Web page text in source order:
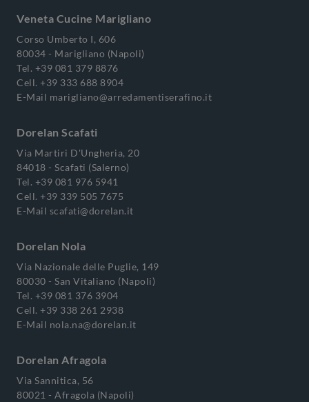
Veneta Cucine Marigliano
Corso Umberto I, 606
80034 - Marigliano (Napoli)
Tel. +39 081 379 8876
Cell. +39 333 688 8904
E-Mail marigliano@arredamentiserafino.it
Dorelan Scafati
Via Martiri D'Ungheria, 20
84018 - Scafati (Salerno)
Tel. +39 081 976 5941
Cell. +39 339 505 7675
E-Mail scafati@dorelan.it
Dorelan Nola
Via Nazionale delle Puglie, 149
80030 - San Vitaliano (Napoli)
Tel. +39 081 376 3904
Cell. +39 338 261 2938
E-Mail nola.na@dorelan.it
Dorelan Afragola
Via Sannitica, 56
80021 - Afragola (Napoli)